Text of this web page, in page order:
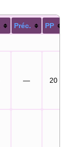
Préc. PP
— 20